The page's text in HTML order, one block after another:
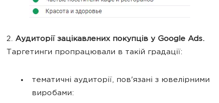
2. Аудиторії зацікавлених покупців у Google Ads.
Таргетинги пропрацювали в такій градації:
тематичні аудиторії, пов'язані з ювелірними
виробами: